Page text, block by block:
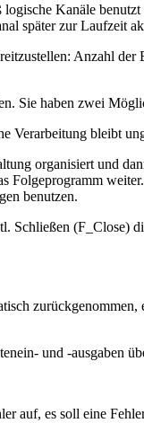
Kanäle
später zur Laufzeit
Anzahl der
Sie haben zwei
Verarbeitung bleibt
organisiert und
benutzen.
(F_Close)
und -ausgaben
auf, es soll eine